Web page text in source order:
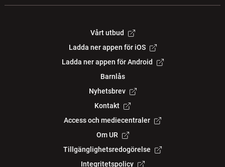
Vårt utbud
Ladda ner appen för iOS
Ladda ner appen för Android
Barnlås
Nyhetsbrev
Kontakt
Access och mediecentraler
Om UR
Tillgänglighetsredogörelse
Integritetspolicy